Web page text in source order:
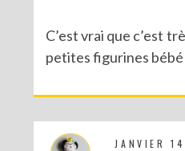
C’est vrai que c’est
petites figurines
JANVIER